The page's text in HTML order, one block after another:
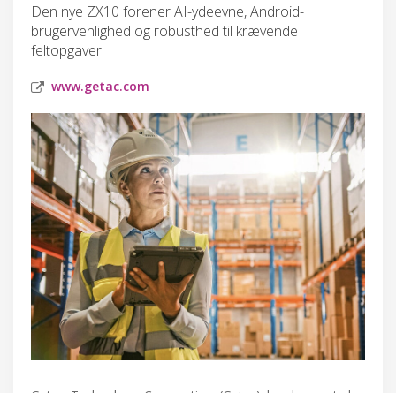
Den nye ZX10 forener AI-ydeevne, Android-
brugervenlighed og robusthed til krævende
feltopgaver.
www.getac.com